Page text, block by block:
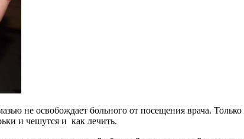
не освобождает больного от посещения врача.
и чешутся и как лечить.